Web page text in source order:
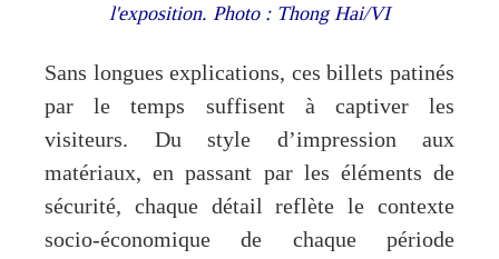
l'exposition. Photo : Thong Hai/VI
Sans longues explications, ces billets patinés
par le temps suffisent à captiver les
visiteurs. Du style d’impression aux
matériaux, en passant par les éléments de
sécurité, chaque détail reflète le contexte
socio-économique de chaque période